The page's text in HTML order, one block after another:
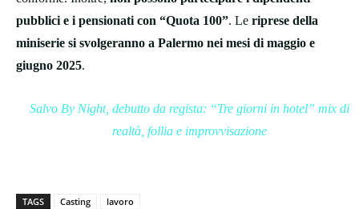
pubblici e i pensionati con “Quota 100”. Le riprese della
miniserie si svolgeranno a Palermo nei mesi di maggio e
giugno 2025.
Salvo By Night, debutto da regista: “Tre giorni in hotel” mix di
realtà, follia e improvvisazione
TAGS Casting lavoro